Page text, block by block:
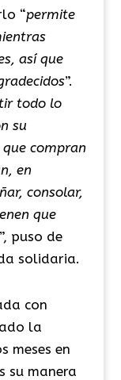
“permite
así que
”.
todo lo
su
compran
en
consolar,
que
puso de
solidaria.
con
la
meses en
su manera